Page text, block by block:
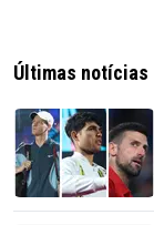
Últimas notícias